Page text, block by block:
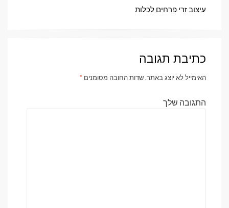
עיצוב זרי פרחים לכלות
כתיבת תגובה
האימייל לא יוצג באתר.שדות החובה מסומנים *
התגובה שלך